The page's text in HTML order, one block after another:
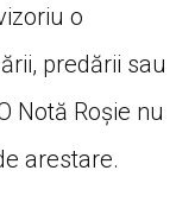
o
predării sau
Notă Roșie nu
arestare.